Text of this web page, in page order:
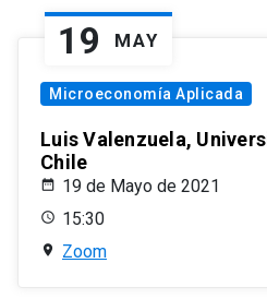
19 MAY
Microeconomía Aplicada
Luis Valenzuela,
Chile
19 de Mayo de 2021
15:30
Zoom